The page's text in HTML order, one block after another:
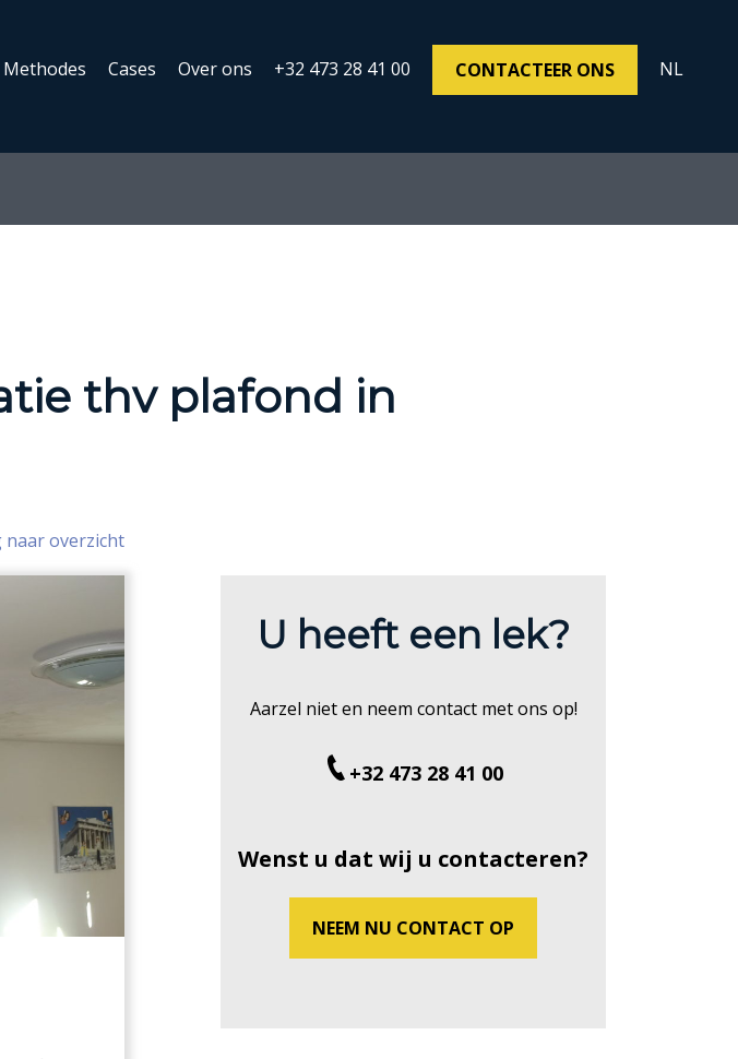
Methodes Cases Over ons +32 473 28 41 00 CONTACTEER ONS NL
thv plafond in
naar overzicht
U heeft een lek?
Aarzel niet en neem contact met ons op!
+32 473 28 41 00
Wenst u dat wij u contacteren?
NEEM NU CONTACT OP